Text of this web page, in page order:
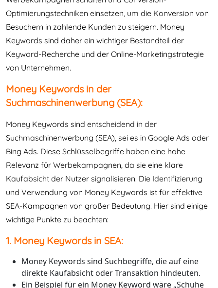
Optimierungstechniken einsetzen, um die Konversion von
Besuchern in zahlende Kunden zu steigern. Money
Keywords sind daher ein wichtiger Bestandteil der
Keyword-Recherche und der Online-Marketingstrategie
von Unternehmen.
Money Keywords in der
Suchmaschinenwerbung (SEA):
Money Keywords sind entscheidend in der
Suchmaschinenwerbung (SEA), sei es in Google Ads oder
Bing Ads. Diese Schlüsselbegriffe haben eine hohe
Relevanz für Werbekampagnen, da sie eine klare
Kaufabsicht der Nutzer signalisieren. Die Identifizierung
und Verwendung von Money Keywords ist für effektive
SEA-Kampagnen von großer Bedeutung. Hier sind einige
wichtige Punkte zu beachten:
1. Money Keywords in SEA:
Money Keywords sind Suchbegriffe, die auf eine
direkte Kaufabsicht oder Transaktion hindeuten.
Ein Beispiel für ein Money Keyword wäre „Schuhe